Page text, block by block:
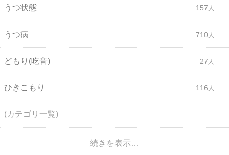
うつ状態 157
うつ病 710
どもり(吃音) 27
ひきこもり 116
(カテゴリ一覧)
続きを表示…